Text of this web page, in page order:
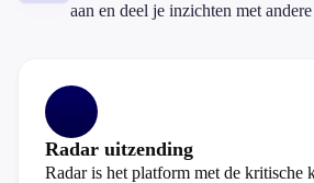
aan en deel je inzichten met
Radar uitzending
Radar is het platform met de kritische